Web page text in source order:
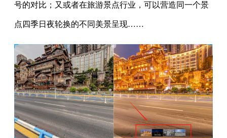
号的对比；又或者在旅游景点行业，可以营造同一个景
点四季日夜轮换的不同美景呈现……